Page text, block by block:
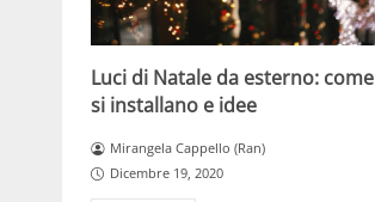
Luci di Natale da esterno: come
si installano e idee
Mirangela Cappello (Ran)
Dicembre 19, 2020